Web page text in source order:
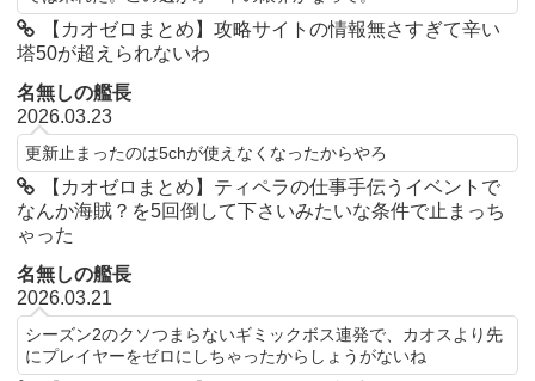
【カオゼロまとめ】攻略サイトの情報無さすぎて辛い
塔50が超えられないわ
名無しの艦長
2026.03.23
更新止まったのは5chが使えなくなったからやろ
【カオゼロまとめ】ティペラの仕事手伝うイベントで
なんか海賊？を5回倒して下さいみたいな条件で止まっち
ゃった
名無しの艦長
2026.03.21
シーズン2のクソつまらないギミックボス連発で、カオスより先
にプレイヤーをゼロにしちゃったからしょうがないね